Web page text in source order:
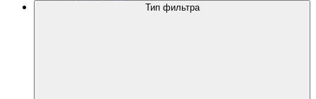
Тип фильтра